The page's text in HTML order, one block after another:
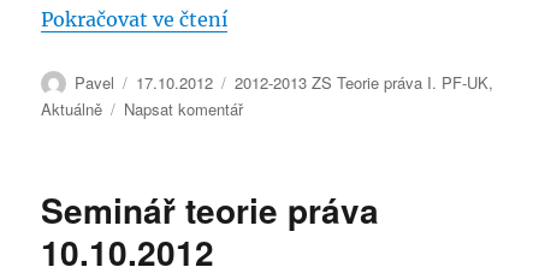
Pokračovat ve čtení„Demonstrativní výčet témat
Autor:
Pavel Publikováno:
17.10.2012 Rubriky:
2012-2013 ZS Teorie práva I. PF-UK,
Aktuálně
Napsat komentářpro
Demonstrativní
Seminář teorie práva
10.10.2012